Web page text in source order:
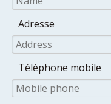
Adresse
Téléphone mobile